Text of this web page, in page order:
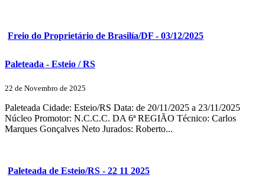
Freio do Proprietário de Brasilía/DF - 03/12/2025
Paleteada - Esteio / RS
22 de Novembro de 2025
Paleteada Cidade: Esteio/RS Data: de 20/11/2025 a 23/11/2025
Núcleo Promotor: N.C.C.C. DA 6ª REGIÃO Técnico: Carlos
Marques Gonçalves Neto Jurados: Roberto...
Paleteada de Esteio/RS - 22 11 2025